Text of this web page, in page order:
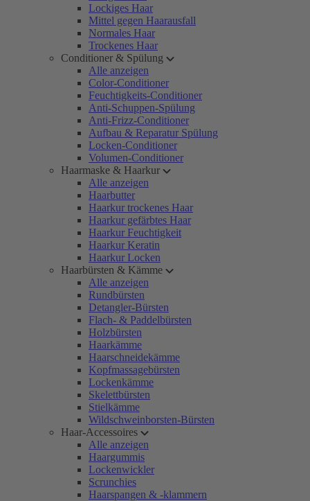
Lockiges Haar
Mittel gegen Haarausfall
Normales Haar
Trockenes Haar
Conditioner & Spülung
Alle anzeigen
Color-Conditioner
Feuchtigkeits-Conditioner
Anti-Schuppen-Spülung
Anti-Frizz-Conditioner
Aufbau & Reparatur Spülung
Locken-Conditioner
Volumen-Conditioner
Haarmaske & Haarkur
Alle anzeigen
Haarbutter
Haarkur trockenes Haar
Haarkur gefärbtes Haar
Haarkur Feuchtigkeit
Haarkur Keratin
Haarkur Locken
Haarbürsten & Kämme
Alle anzeigen
Rundbürsten
Detangler-Bürsten
Flach- & Paddelbürsten
Holzbürsten
Haarkämme
Haarschneidekämme
Kopfmassagebürsten
Lockenkämme
Skelettbürsten
Stielkämme
Wildschweinborsten-Bürsten
Haar-Accessoires
Alle anzeigen
Haargummis
Lockenwickler
Scrunchies
Haarspangen & -klammern